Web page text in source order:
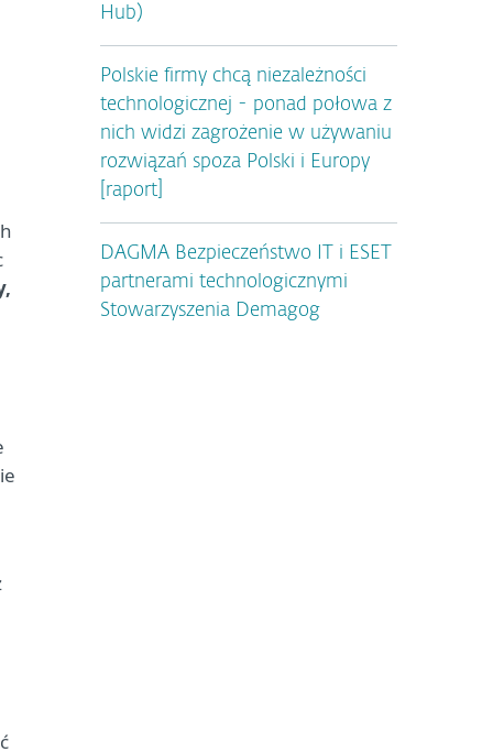
Hub)
Polskie firmy chcą niezależności
technologicznej - ponad połowa z
nich widzi zagrożenie w używaniu
rozwiązań spoza Polski i Europy
[raport]
DAGMA Bezpieczeństwo IT i ESET
partnerami technologicznymi
Stowarzyszenia Demagog